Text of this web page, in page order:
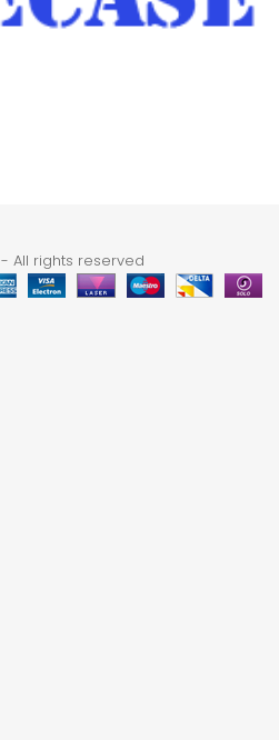
- All rights reserved